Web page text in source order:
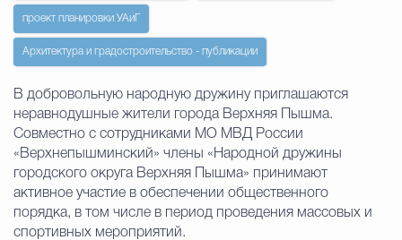
Градостроительство и
Государственные организации
Открытые
проект планировки УАиГ
Архитектура и градостроительство - публикации
В добровольную народную дружину приглашаются
неравнодушные жители города Верхняя Пышма.
Совместно с сотрудниками МО МВД России
«Верхнепышминский» члены «Народной дружины
городского округа Верхняя Пышма» принимают
активное участие в обеспечении общественного
порядка, в том числе в период проведения массовых и
спортивных мероприятий.